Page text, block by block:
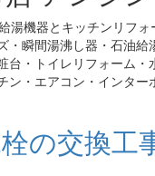
湯機器とキッチンリフ
・瞬間湯沸し器・石油
台・トイレリフォーム
ン・エアコン・インタ
の交換